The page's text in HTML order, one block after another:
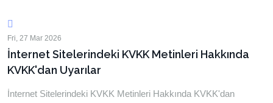
Fri, 27 Mar 2026
İnternet Sitelerindeki KVKK Metinleri Hakkında
KVKK'dan Uyarılar
İnternet Sitelerindeki KVKK Metinleri Hakkında KVKK'dan